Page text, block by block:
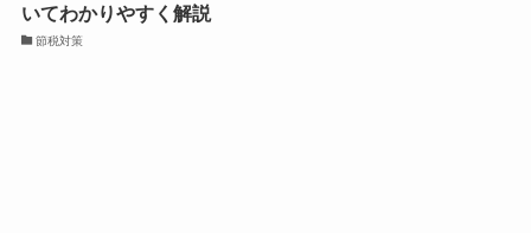
いてわかりやすく解説
節税対策